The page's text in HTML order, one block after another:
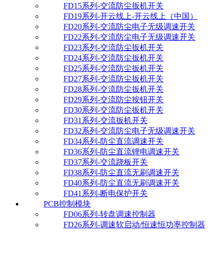
FD15系列-交流防尘扳机开关
FD19系列-开云线上-开云线上（中国）
FD20系列-交流防尘电子无级调速开关
FD22系列-交流防尘电子无级调速开关
FD23系列-交流防尘扳机开关
FD24系列-交流防尘扳机开关
FD25系列-交流防尘扳机开关
FD27系列-交流防尘扳机开关
FD28系列-交流防尘扳机开关
FD29系列-交流防尘按钮开关
FD30系列-交流防尘扳机开关
FD31系列-交流扳机开关
FD32系列-交流防尘电子无级调速开关
FD34系列-防尘直流调速开关
FD36系列-防尘直流锂电调速开关
FD37系列-交流跷板开关
FD38系列-防尘直流无刷调速开关
FD40系列-防尘直流无刷调速开关
FD41系列-断电保护开关
PCB控制模块
FD06系列-转盘调速控制器
FD26系列-调速软启动/恒速恒功率控制器